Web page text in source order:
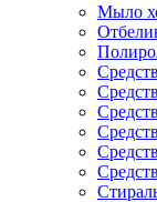
Мыло